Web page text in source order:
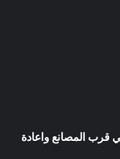
قرب المصانع واعادة